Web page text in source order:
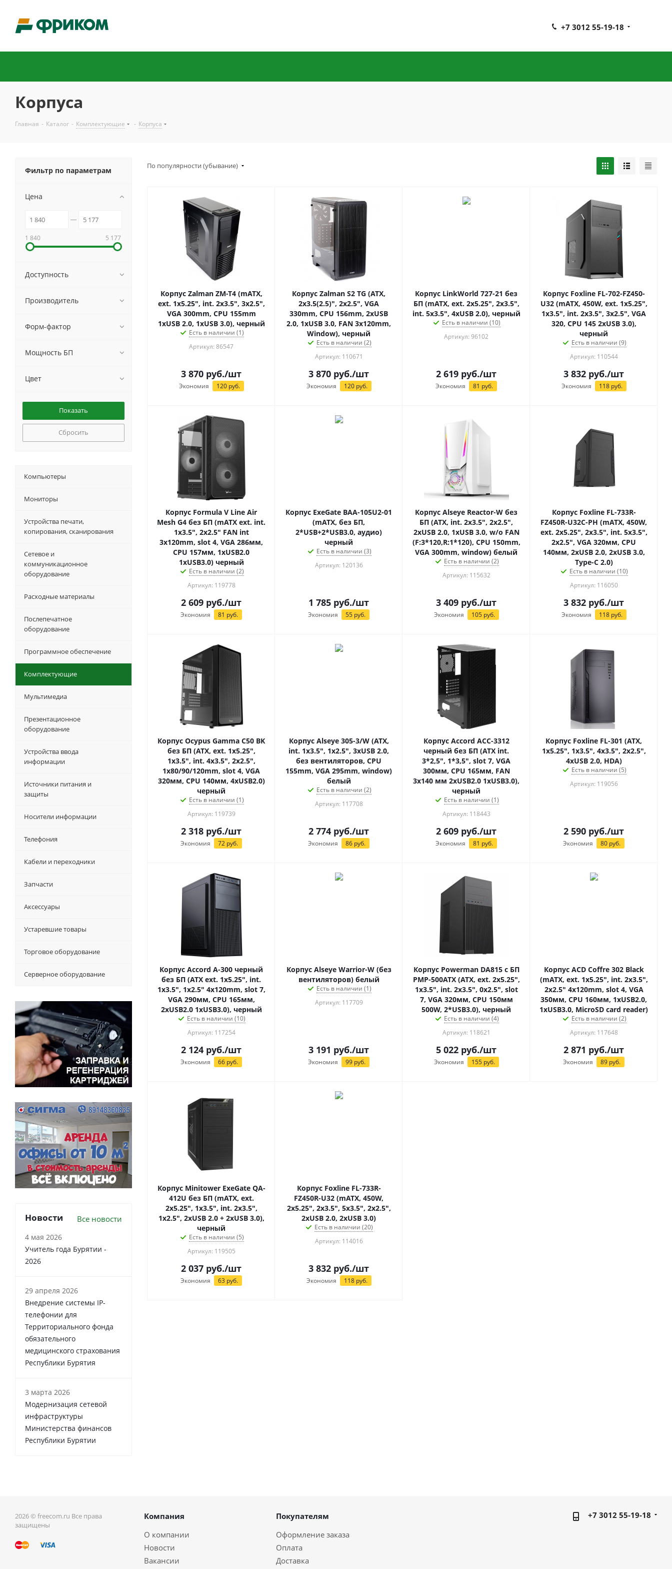
+7 3012 55-19-18
Корпуса
Главная - Каталог - Комплектующие - Корпуса
По популярности (убывание)
Корпус Zalman ZM-T4 (mATX,
ext. 1x5.25", int. 2x3.5", 3x2.5",
VGA 300mm, CPU 155mm
1xUSB 2.0, 1xUSB 3.0), черный
Есть в наличии (1)
Артикул: 86547
3 870 руб./шт
Экономия 120руб.
Корпус Zalman S2 TG (ATX,
2x3.5(2.5)", 2x2.5", VGA
330mm, CPU 156mm, 2xUSB
2.0, 1xUSB 3.0, FAN 3x120mm,
Window), черный
Есть в наличии (2)
Артикул: 110671
3 870 руб./шт
Экономия 120руб.
Корпус LinkWorld 727-21 без
БП (mATX, ext. 2x5.25", 2x3.5",
int. 5x3.5", 4xUSB 2.0), черный
Есть в наличии (10)
Артикул: 96102
2 619 руб./шт
Экономия 81 руб.
Корпус Foxline FL-702-FZ450-
U32 (mATX, 450W, ext. 1x5.25",
1x3.5", int. 2x3.5", 3x2.5", VGA
320, CPU 145 2xUSB 3.0),
черный
Есть в наличии (9)
Артикул: 110544
3 832 руб./шт
Экономия 118руб.
Корпус Formula V Line Air
Mesh G4 без БП (mATX ext. int.
1x3.5", 2x2.5" FAN int
3x120mm, slot 4, VGA 286мм,
CPU 157мм, 1xUSB2.0
1xUSB3.0) черный
Есть в наличии (2)
Артикул: 119778
2 609 руб./шт
Экономия 81 руб.
Корпус ExeGate BAA-105U2-01
(mATX, без БП,
2*USB+2*USB3.0, аудио)
черный
Есть в наличии (3)
Артикул: 120136
1 785 руб./шт
Экономия 55 руб.
Корпус Alseye Reactor-W без
БП (ATX, int. 2x3.5", 2x2.5",
2xUSB 2.0, 1xUSB 3.0, w/o FAN
(F:3*120,R:1*120), CPU 150mm,
VGA 300mm, window) белый
Есть в наличии (2)
Артикул: 115632
3 409 руб./шт
Экономия 105руб.
Корпус Foxline FL-733R-
FZ450R-U32C-PH (mATX, 450W,
ext. 2x5.25", 2x3.5", int. 5x3.5",
2x2.5", VGA 320мм, CPU
140мм, 2xUSB 2.0, 2xUSB 3.0,
Type-C 2.0)
Есть в наличии (10)
Артикул: 116050
3 832 руб./шт
Экономия 118руб.
Корпус Ocypus Gamma C50 BK
без БП (ATX, ext. 1x5.25",
1x3.5", int. 4x3.5", 2x2.5",
1x80/90/120mm, slot 4, VGA
320мм, CPU 140мм, 4xUSB2.0)
черный
Есть в наличии (1)
Артикул: 119739
2 318 руб./шт
Экономия 72 руб.
Корпус Alseye 305-3/W (ATX,
int. 1x3.5", 1x2.5", 3xUSB 2.0,
без вентиляторов, CPU
155mm, VGA 295mm, window)
белый
Есть в наличии (2)
Артикул: 117708
2 774 руб./шт
Экономия 86 руб.
Корпус Accord ACC-3312
черный без БП (ATX int.
3*2,5", 1*3,5", slot 7, VGA
300мм, CPU 165мм, FAN
3x140 мм 2xUSB2.0 1xUSB3.0),
черный
Есть в наличии (1)
Артикул: 118443
2 609 руб./шт
Экономия 81 руб.
Корпус Foxline FL-301 (ATX,
1x5.25", 1x3.5", 4x3.5", 2x2.5",
4xUSB 2.0, HDA)
Есть в наличии (5)
Артикул: 119056
2 590 руб./шт
Экономия 80 руб.
Корпус Accord A-300 черный
без БП (ATX ext. 1x5.25", int.
1x3.5", 1x2.5" 4x120mm, slot 7,
VGA 290мм, CPU 165мм,
2xUSB2.0 1xUSB3.0), черный
Есть в наличии (10)
Артикул: 117254
2 124 руб./шт
Экономия 66 руб.
Корпус Alseye Warrior-W (без
вентиляторов) белый
Есть в наличии (1)
Артикул: 117709
3 191 руб./шт
Экономия 99 руб.
Корпус Powerman DA815 с БП
PMP-500ATX (ATX, ext. 2x5.25",
1x3.5", int. 2x3.5", 0x2.5", slot
7, VGA 320мм, CPU 150мм
500W, 2*USB3.0), черный
Есть в наличии (4)
Артикул: 118621
5 022 руб./шт
Экономия 155руб.
Корпус ACD Coffre 302 Black
(mATX, ext. 1x5.25", int. 2x3.5",
2x2.5" 4x120mm, slot 4, VGA
350мм, CPU 160мм, 1xUSB2.0,
1xUSB3.0, MicroSD card reader)
Есть в наличии (2)
Артикул: 117648
2 871 руб./шт
Экономия 89 руб.
Корпус Minitower ExeGate QA-
412U без БП (mATX, ext.
2x5.25", 1x3.5", int. 2x3.5",
1x2.5", 2xUSB 2.0 + 2xUSB 3.0),
черный
Есть в наличии (5)
Артикул: 119505
2 037 руб./шт
Экономия 63 руб.
Корпус Foxline FL-733R-
FZ450R-U32 (mATX, 450W,
2x5.25", 2x3.5", 5x3.5", 2x2.5",
2xUSB 2.0, 2xUSB 3.0)
Есть в наличии (20)
Артикул: 114016
3 832 руб./шт
Экономия 118руб.
Фильтр по параметрам
Цена
1 840 5 177
Доступность
Производитель
Форм-фактор
Мощность БП
Цвет
Сбросить
Компьютеры
Мониторы
Устройства печати,
копирования, сканирования
Сетевое и
коммуникационное
оборудование
Расходные материалы
Послепечатное
оборудование
Программное обеспечение
Комплектующие
Мультимедиа
Презентационное
оборудование
Устройства ввода
информации
Источники питания и
защиты
Носители информации
Телефония
Кабели и переходники
Запчасти
Аксессуары
Устаревшие товары
Торговое оборудование
Серверное оборудование
Новости Все новости
4 мая 2026
Учитель года Бурятии -
2026
29 апреля 2026
Внедрение системы IP-
телефонии для
Территориального фонда
обязательного
медицинского страхования
Республики Бурятия
3 марта 2026
Модернизация сетевой
инфраструктуры
Министерства финансов
Республики Бурятии
2026 © freecom.ru Все права
защищены
Компания
О компании
Новости
Вакансии
Покупателям
Оформление заказа
Оплата
Доставка
+7 3012 55-19-18